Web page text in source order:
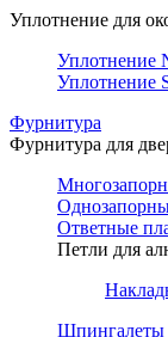
Уплотнение для
Уплотнение
Уплотнение
Фурнитура
Фурнитура для
Ответные
Петли для
Шпингалеты